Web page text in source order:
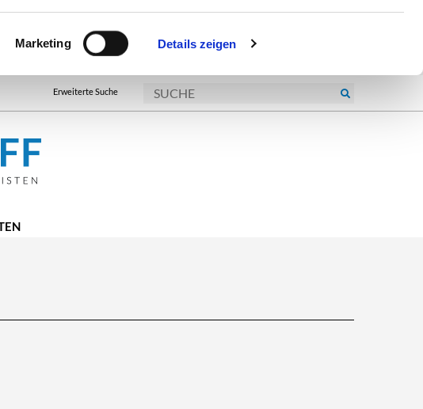
Marketing Details zeigen
Erweiterte Suche